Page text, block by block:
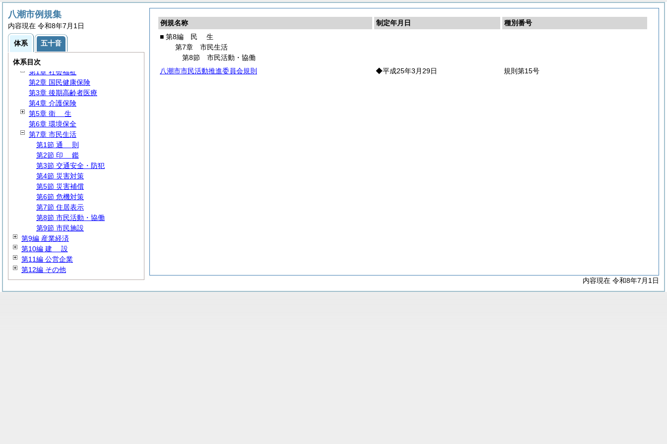
例規名称 制定年月日
種別番号
■ 第8編
民 生
第7章 市民生活
第8節 市民活動・協働
八潮市市民活動推進委員会規則
◆平成25年3月29日 規則第15号
内容現在 令和8年7月1日
八潮市例規集
内容現在 令和8年7月1日
体系 五十音
体系目次
第3編 執行機関
第4編人事
第5編給 与
第6編財務
第7編教育
第8編
第1章 社会福祉
第2章 国民健康保険
第3章 後期高齢者医療
第4章 介護保険
第5章 衛 生
第6章 環境保全
第7章 市民生活
第1節 通 則
第2節 印 鑑
第3節 交通安全・防犯
第4節 災害対策
第5節 災害補償
第6節 危機対策
第7節 住居表示
第8節 市民活動・協働
第9節 市民施設
第9編 産業経済
第10編 建 設
第11編 公営企業
第12編 その他